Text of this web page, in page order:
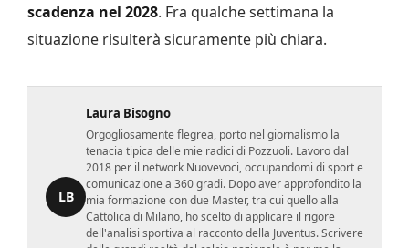
scadenza nel 2028. Fra qualche settimana la
situazione risulterà sicuramente più chiara.
LB
Laura Bisogno
Orgogliosamente flegrea, porto nel giornalismo la
tenacia tipica delle mie radici di Pozzuoli. Lavoro dal
2018 per il network Nuovevoci, occupandomi di sport e
comunicazione a 360 gradi. Dopo aver approfondito la
mia formazione con due Master, tra cui quello alla
Cattolica di Milano, ho scelto di applicare il rigore
dell'analisi sportiva al racconto della Juventus. Scrivere